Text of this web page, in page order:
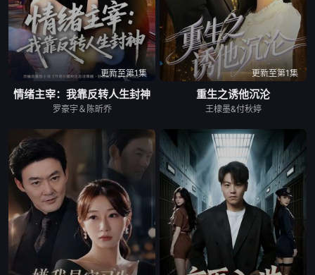
更新至第1集
情绪主宰：我靠反转人生封神
罗豪宇＆陈昕乔
更新至第1集
重生之诱他沉沦
王棣墨&付秋婷